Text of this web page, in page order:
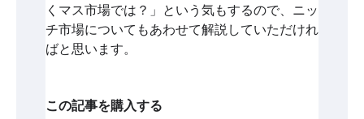
くマス市場では？」という気もするので、ニッ
チ市場についてもあわせて解説していただけれ
ばと思います。
この記事を購入する